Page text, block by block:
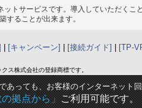
トサービスです。導入していただくこと
することが出来ます。
[キャンペーン] [接続ガイド]
[TP-
ス株式会社の登録商標です。
あっても、お客様のインターネット
拠点から」ご利用可能です。